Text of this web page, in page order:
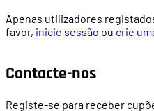
Apenas utilizadores
favor, inicie sessão ou crie
Contacte-nos
Registe-se para receber